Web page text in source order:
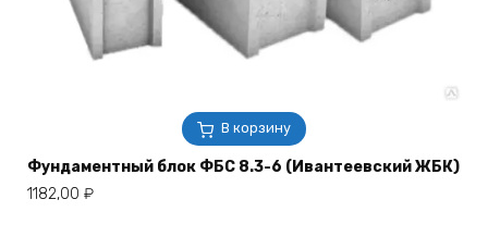
В корзину
Фундаментный блок ФБС 8.3-6 (Ивантеевский ЖБК)
1182,00 ₽